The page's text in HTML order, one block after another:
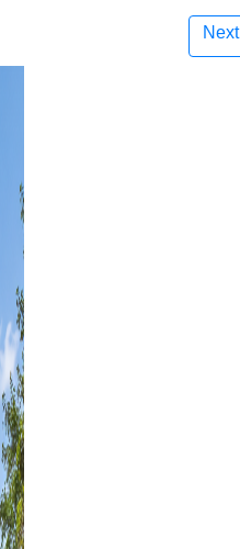
Next